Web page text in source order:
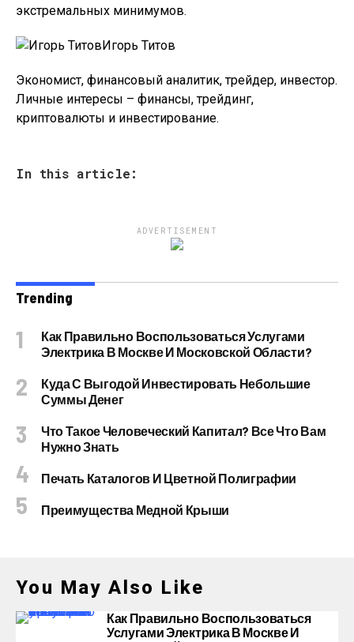
экстремальных минимумов.
Игорь Титов
Экономист, финансовый аналитик, трейдер, инвестор.
Личные интересы – финансы, трейдинг,
криптовалюты и инвестирование.
In this article:
ADVERTISEMENT
Trending
Как Правильно Воспользоваться Услугами
Электрика В Москве И Московской Области?
Куда С Выгодой Инвестировать Небольшие
Суммы Денег
Что Такое Человеческий Капитал? Все Что Вам
Нужно Знать
Печать Каталогов И Цветной Полиграфии
Преимущества Медной Крыши
You May Also Like
Как Правильно Воспользоваться
Услугами Электрика В Москве И